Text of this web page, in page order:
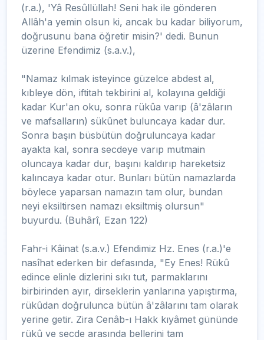
(r.a.), 'Yâ Resûllüllah! Seni hak ile gönderen
Allâh'a yemin olsun ki, ancak bu kadar biliyorum,
doğrusunu bana öğretir misin?' dedi. Bunun
üzerine Efendimiz (s.a.v.),
"Namaz kılmak isteyince güzelce abdest al,
kıbleye dön, iftitah tekbirini al, kolayına geldiği
kadar Kur'an oku, sonra rükûa varıp (â'zâların
ve mafsalların) sükûnet buluncaya kadar dur.
Sonra başın büsbütün doğruluncaya kadar
ayakta kal, sonra secdeye varıp mutmain
oluncaya kadar dur, başını kaldırıp hareketsiz
kalıncaya kadar otur. Bunları bütün namazlarda
böylece yaparsan namazın tam olur, bundan
neyi eksiltirsen namazı eksiltmiş olursun"
buyurdu. (Buhârî, Ezan 122)
Fahr-i Kâinat (s.a.v.) Efendimiz Hz. Enes (r.a.)'e
nasîhat ederken bir defasında, "Ey Enes! Rükû
edince elinle dizlerini sıkı tut, parmaklarını
birbirinden ayır, dirseklerin yanlarına yapıştırma,
rükûdan doğrulunca bütün â'zâlarını tam olarak
yerine getir. Zira Cenâb-ı Hakk kıyâmet gününde
rükû ve secde arasında bellerini tam